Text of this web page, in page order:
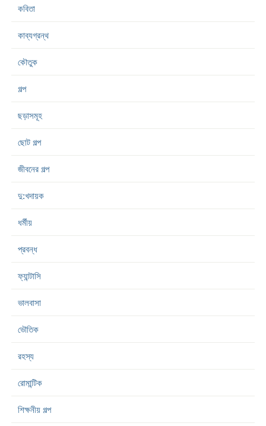
কবিতা
কাব্যগ্রন্থ
কৌতুক
গল্প
ছড়াসমূহ
ছোট গল্প
জীবনের গল্প
দু:খদায়ক
ধর্মীয়
প্রবন্ধ
ফ্যান্টাসি
ভালবাসা
ভৌতিক
রহস্য
রোমান্টিক
শিক্ষনীয় গল্প